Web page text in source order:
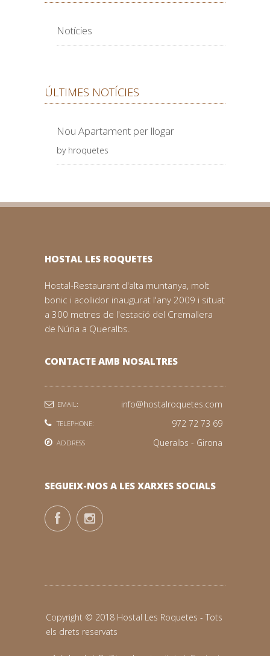
Notícies
ÚLTIMES NOTÍCIES
Nou Apartament per llogar
by hroquetes
HOSTAL LES ROQUETES
Hostal-Restaurant d'alta muntanya, molt
bonic i acollidor inaugurat l'any 2009 i situat
a 300 metres de l'estació del Cremallera
de Núria a Queralbs.
CONTACTE AMB NOSALTRES
EMAIL: info@hostalroquetes.com
TELEPHONE: 972 72 73 69
ADDRESS Queralbs - Girona
SEGUEIX-NOS A LES XARXES SOCIALS
Copyright © 2018 Hostal Les Roquetes - Tots
els drets reservats